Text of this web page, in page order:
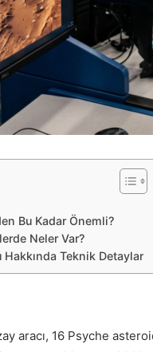
Bu Kadar Önemli?
Neler Var?
Teknik Detaylar
aracı, 16 Psyche